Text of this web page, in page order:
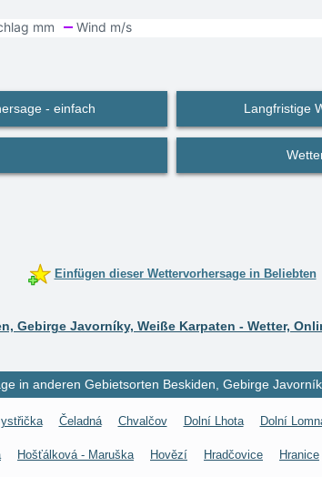
- einfach Langfristige
Einfügen dieser Wettervorhersage in Beliebten
Gebirge Javorníky, Weiße Karpaten - Wetter,
in anderen Gebietsorten Beskiden, Gebirge
Čeladná Chvalčov Dolní Lhota Dolní
Hošťálková - Maruška Hovězí Hradčovice Hranice